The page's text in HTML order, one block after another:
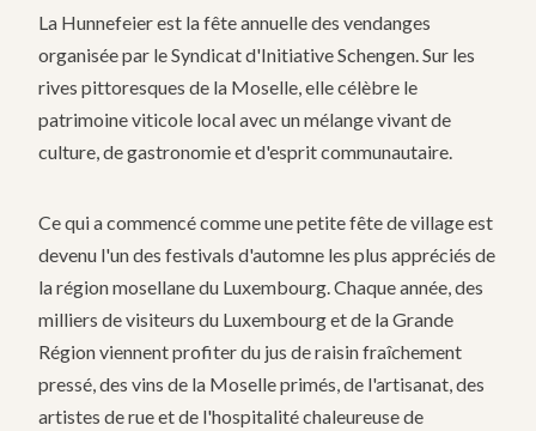
La Hunnefeier est la fête annuelle des vendanges
organisée par le Syndicat d'Initiative Schengen. Sur les
rives pittoresques de la Moselle, elle célèbre le
patrimoine viticole local avec un mélange vivant de
culture, de gastronomie et d'esprit communautaire.
Ce qui a commencé comme une petite fête de village est
devenu l'un des festivals d'automne les plus appréciés de
la région mosellane du Luxembourg. Chaque année, des
milliers de visiteurs du Luxembourg et de la Grande
Région viennent profiter du jus de raisin fraîchement
pressé, des vins de la Moselle primés, de l'artisanat, des
artistes de rue et de l'hospitalité chaleureuse de